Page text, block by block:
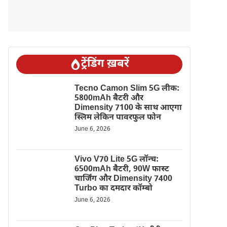
ट्रेंडिंग ख़बरें
Tecno Camon Slim 5G लीक:
5800mAh बैटरी और
Dimensity 7100 के साथ आएगा
स्लिम लेकिन पावरफुल फोन
June 6, 2026
Vivo V70 Lite 5G लॉन्च:
6500mAh बैटरी, 90W फास्ट
चार्जिंग और Dimensity 7400
Turbo का दमदार कॉम्बो
June 6, 2026